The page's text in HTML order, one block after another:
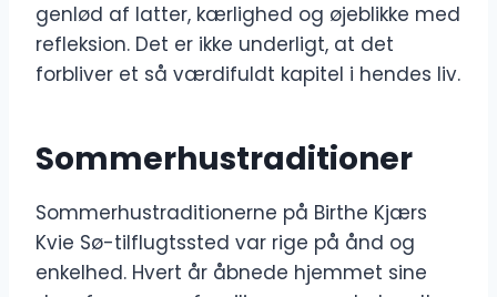
genlød af latter, kærlighed og øjeblikke med
refleksion. Det er ikke underligt, at det
forbliver et så værdifuldt kapitel i hendes liv.
Sommerhustraditioner
Sommerhustraditionerne på Birthe Kjærs
Kvie Sø-tilflugtssted var rige på ånd og
enkelhed. Hvert år åbnede hjemmet sine